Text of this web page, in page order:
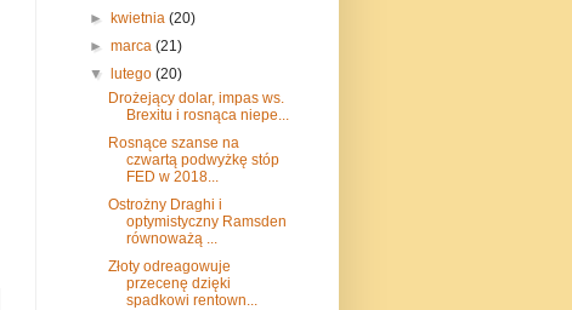
►kwietnia(20)
►marca(21)
▼lutego(20)
Drożejący dolar, impas ws.
Brexitu i rosnąca niepe...
Rosnące szanse na
czwartą podwyżkę stóp
FED w 2018...
Ostrożny Draghi i
optymistyczny Ramsden
równoważą ...
Złoty odreagowuje
przecenę dzięki
spadkowi rentown...